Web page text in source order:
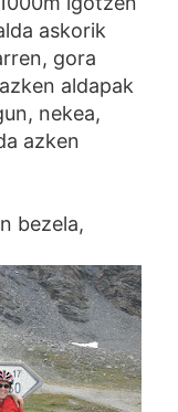
askorik
gora
aldapak
nekea,
azken
bezela,